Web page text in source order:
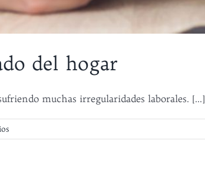
del hogar
muchas irregularidades laborales. [...]